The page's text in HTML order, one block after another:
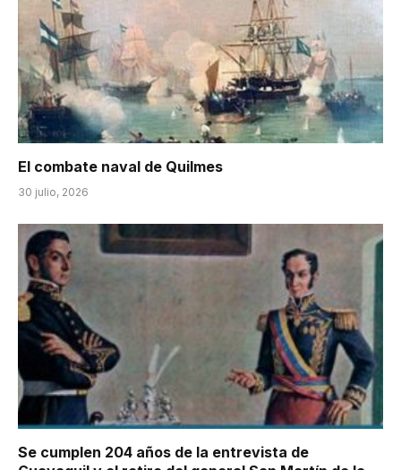
El combate naval de Quilmes
30 julio, 2026
Se cumplen 204 años de la entrevista de